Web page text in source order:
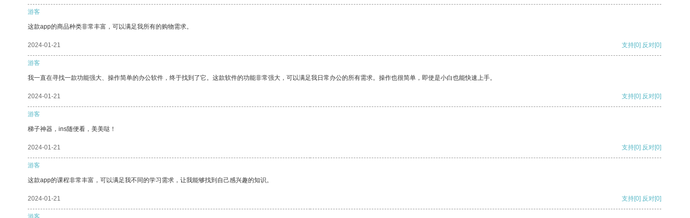
游客
这款app的商品种类非常丰富，可以满足我所有的购物需求。
2024-01-21 支持[0] 反对[0]
游客
我一直在寻找一款功能强大、操作简单的办公软件，终于找到了它。这款软件的功能非常强大，可以满足我日常办公的所有需求。操作也很简单，即使是小白也能快速上手。
2024-01-21 支持[0] 反对[0]
游客
梯子神器，ins随便看，美美哒！
2024-01-21 支持[0] 反对[0]
游客
这款app的课程非常丰富，可以满足我不同的学习需求，让我能够找到自己感兴趣的知识。
2024-01-21 支持[0] 反对[0]
游客